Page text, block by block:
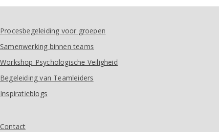
Procesbegeleiding voor groepen
Samenwerking binnen teams
Workshop Psychologische Veiligheid
Begeleiding van Teamleiders
Inspiratieblogs
Contact